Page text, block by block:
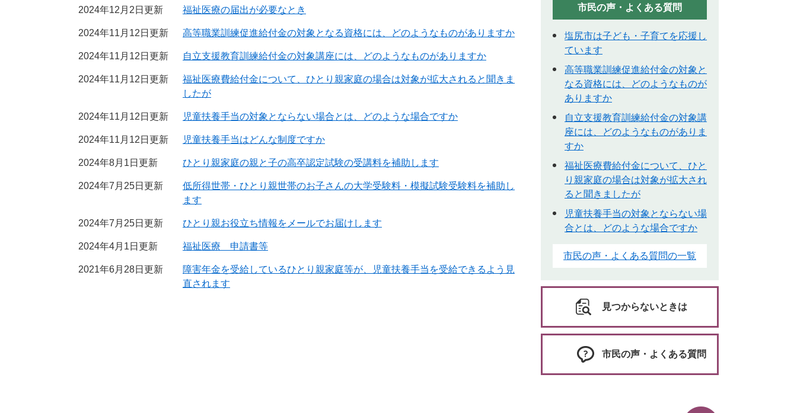
2024年12月2日更新 福祉医療の届出が必要なとき
2024年11月12日更新 高等職業訓練促進給付金の対象となる資格には、どのようなものがありますか
2024年11月12日更新 自立支援教育訓練給付金の対象講座には、どのようなものがありますか
2024年11月12日更新
福祉医療費給付金について、ひとり親家庭の場合は対象が拡大されると聞きま
したが
2024年11月12日更新 児童扶養手当の対象とならない場合とは、どのような場合ですか
2024年11月12日更新 児童扶養手当はどんな制度ですか
2024年8月1日更新 ひとり親家庭の親と子の高卒認定試験の受講料を補助します
2024年7月25日更新
低所得世帯・ひとり親世帯のお子さんの大学受験料・模擬試験受験料を補助し
ます
2024年7月25日更新 ひとり親お役立ち情報をメールでお届けします
2024年4月1日更新 福祉医療 申請書等
2021年6月28日更新
障害年金を受給しているひとり親家庭等が、児童扶養手当を受給できるよう見
直されます
市民の声・よくある質問
塩尻市は子ども・子育てを応援し
ています
高等職業訓練促進給付金の対象と
なる資格には、どのようなものが
ありますか
自立支援教育訓練給付金の対象講
座には、どのようなものがありま
すか
福祉医療費給付金について、ひと
り親家庭の場合は対象が拡大され
ると聞きましたが
児童扶養手当の対象とならない場
合とは、どのような場合ですか
市民の声・よくある質問の一覧
見つからないときは
市民の声・よくある質問